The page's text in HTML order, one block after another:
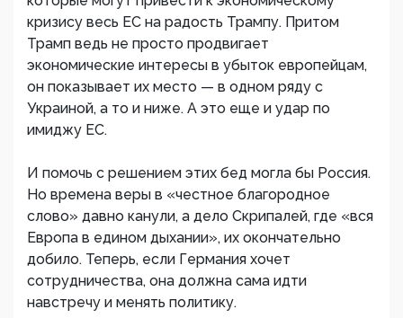
кризису весь ЕС на радость Трампу. Притом
Трамп ведь не просто продвигает
экономические интересы в убыток европейцам,
он показывает их место — в одном ряду с
Украиной, а то и ниже. А это еще и удар по
имиджу ЕС.
И помочь с решением этих бед могла бы Россия.
Но времена веры в «честное благородное
слово» давно канули, а дело Скрипалей, где «вся
Европа в едином дыхании», их окончательно
добило. Теперь, если Германия хочет
сотрудничества, она должна сама идти
навстречу и менять политику.